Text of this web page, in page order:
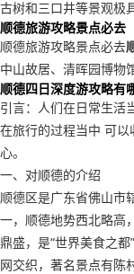
古树和三口井等景观极
顺德旅游攻略景点必去
顺德旅游攻略景点必去
中山故居、清晖园博物
顺德四日深度游攻略有
引言：人们在日常生活
在旅行的过程当中 可
心。
一、对顺德的介绍
顺德区是广东省佛山市
一，顺德地势西北略高
鼎盛，是“世界美食之
网交织，著名景点有陈